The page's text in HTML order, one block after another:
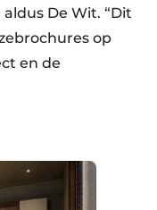
De Wit. “Dit
op
en de